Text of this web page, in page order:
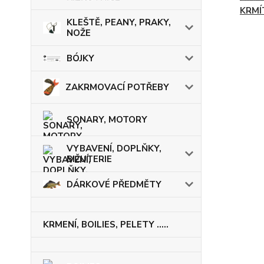
KLEŠTĚ, PEANY, PRAKY,
NOŽE
BÓJKY
ZAKRMOVACÍ POTŘEBY
SONARY, MOTORY
VYBAVENÍ, DOPLŇKY,
BIŽUTERIE
DÁRKOVÉ PŘEDMĚTY
KRMENÍ, BOILIES, PELETY .....